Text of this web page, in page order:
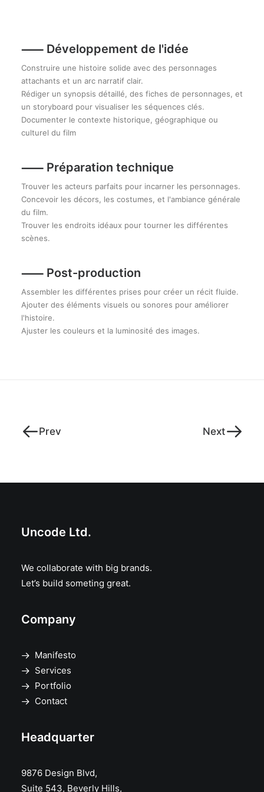
⸺ Développement de l'idée
Construire une histoire solide avec des personnages
attachants et un arc narratif clair.
Rédiger un synopsis détaillé, des fiches de personnages, et
un storyboard pour visualiser les séquences clés.
Documenter le contexte historique, géographique ou
culturel du film
⸺ Préparation technique
Trouver les acteurs parfaits pour incarner les personnages.
Concevoir les décors, les costumes, et l'ambiance générale
du film.
Trouver les endroits idéaux pour tourner les différentes
scènes.
⸺ Post-production
Assembler les différentes prises pour créer un récit fluide.
Ajouter des éléments visuels ou sonores pour améliorer
l'histoire.
Ajuster les couleurs et la luminosité des images.
Prev Next
Uncode Ltd.
We collaborate with big brands.
Let’s build someting great.
Company
Manifesto
Services
Portfolio
Contact
Headquarter
9876 Design Blvd,
Suite 543, Beverly Hills,